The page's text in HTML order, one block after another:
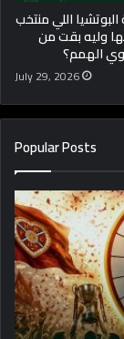
اللي منتخب
وليه بقت من
الهمم؟
July 29, 2026
Popular Posts